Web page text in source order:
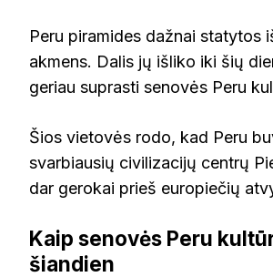
Peru piramides dažnai statytos
akmens. Dalis jų išliko iki šių
geriau suprasti senovės Peru
Šios vietovės rodo, kad Peru
svarbiausių civilizacijų centrų
dar gerokai prieš europiečių
Kaip senovės Peru
šiandien